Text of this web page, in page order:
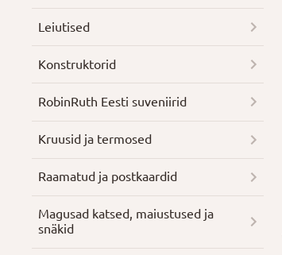
Leiutised
Konstruktorid
RobinRuth Eesti suveniirid
Kruusid ja termosed
Raamatud ja postkaardid
Magusad katsed, maiustused ja
snäkid